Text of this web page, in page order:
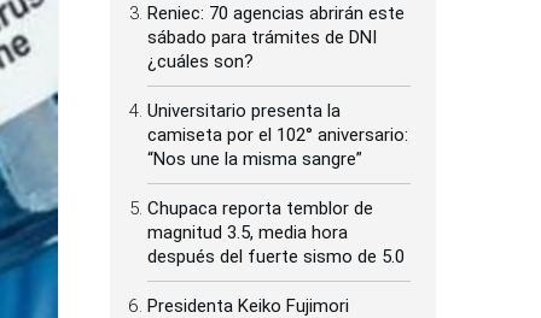
Reniec: 70 agencias abrirán este
sábado para trámites de DNI
¿cuáles son?
Universitario presenta la
camiseta por el 102° aniversario:
“Nos une la misma sangre”
Chupaca reporta temblor de
magnitud 3.5, media hora
después del fuerte sismo de 5.0
Presidenta Keiko Fujimori